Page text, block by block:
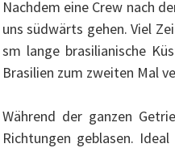
Nachdem eine Crew nach
uns südwärts gehen. Viel
sm lange brasilianische
Brasilien zum zweiten Mal
Während der ganzen
Richtungen geblasen.